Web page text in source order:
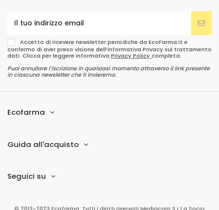
Accetto di ricevere newsletter periodiche da EcoFarma.it e
confermo di aver preso visione dell’informativa Privacy sul trattamento
dati. Clicca per leggere informativa Privacy Policycompleta.
Puoi annullare l’iscrizione in qualsiasi momento attraverso il link presente
in ciascuna newsletter che ti invieremo.
Ecofarma
Guida all'acquisto
Seguici su